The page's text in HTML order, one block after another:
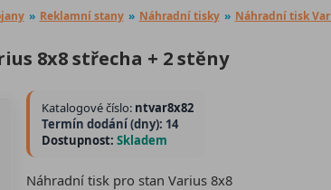
» Reklamní stany » Náhradní tisky » Náhradní tisk
8x8 střecha + 2 stěny
Katalogové číslo: ntvar8x82
Termín dodání (dny): 14
Dostupnost: Skladem
Náhradní tisk pro stan Varius 8x8